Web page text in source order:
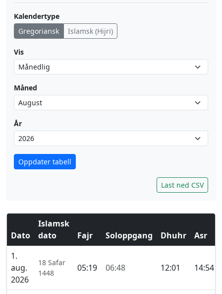
Kalendertype
Gregoriansk
Islamsk (Hijri)
Vis
Måned
År
Oppdater tabell
Last ned CSV
Dato
Islamsk
dato
Fajr Soloppgang Dhuhr
Asr
1.
aug.
2026
18 Safar
1448
05:19 06:48 12:01 14:54